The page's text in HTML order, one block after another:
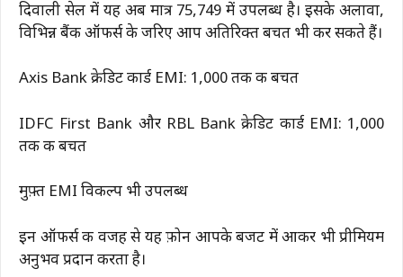
दिवाली सेल में यह अब मात्र ₹75,749 में उपलब्ध है। इसके अलावा,
विभिन्न बैंक ऑफर्स के जरिए आप अतिरिक्त बचत भी कर सकते हैं।
Axis Bank क्रेडिट कार्ड EMI: ₹1,000 तक की बचत
IDFC First Bank और RBL Bank क्रेडिट कार्ड EMI: ₹1,000
तक की बचत
मुफ़्त EMI विकल्प भी उपलब्ध
इन ऑफर्स की वजह से यह फ़ोन आपके बजट में आकर भी प्रीमियम
अनुभव प्रदान करता है।